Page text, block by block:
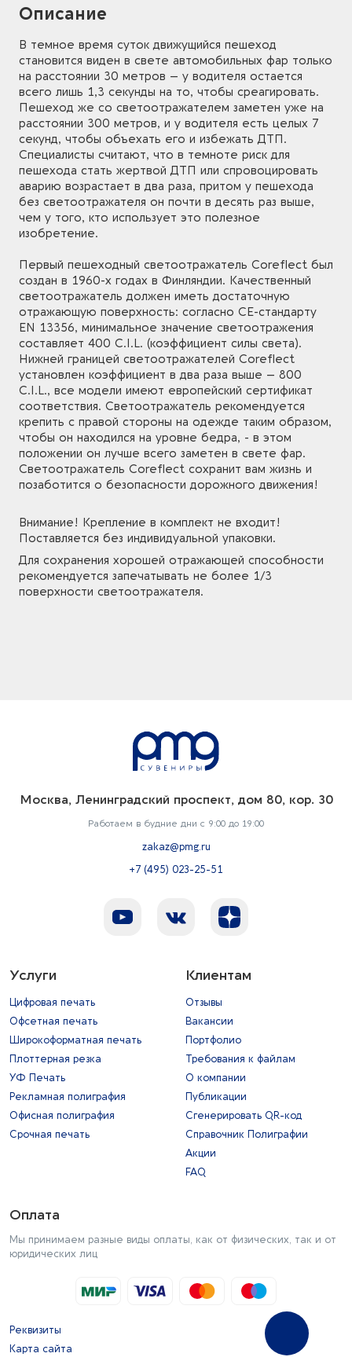
Описание
В темное время суток движущийся пешеход
становится виден в свете автомобильных фар только
на расстоянии 30 метров – у водителя остается
всего лишь 1,3 секунды на то, чтобы среагировать.
Пешеход же со светоотражателем заметен уже на
расстоянии 300 метров, и у водителя есть целых 7
секунд, чтобы объехать его и избежать ДТП.
Специалисты считают, что в темноте риск для
пешехода стать жертвой ДТП или спровоцировать
аварию возрастает в два раза, притом у пешехода
без светоотражателя он почти в десять раз выше,
чем у того, кто использует это полезное
изобретение.
Первый пешеходный светоотражатель Coreflect был
создан в 1960-х годах в Финляндии. Качественный
светоотражатель должен иметь достаточную
отражающую поверхность: согласно CE-стандарту
EN 13356, минимальное значение светоотражения
составляет 400 C.I.L. (коэффициент силы света).
Нижней границей светоотражателей Coreflect
установлен коэффициент в два раза выше – 800
C.I.L., все модели имеют европейский сертификат
соответствия. Светоотражатель рекомендуется
крепить с правой стороны на одежде таким образом,
чтобы он находился на уровне бедра, - в этом
положении он лучше всего заметен в свете фар.
Светоотражатель Coreflect сохранит вам жизнь и
позаботится о безопасности дорожного движения!
Внимание! Крепление в комплект не входит!
Поставляется без индивидуальной упаковки.
Для сохранения хорошей отражающей способности
рекомендуется запечатывать не более 1/3
поверхности светоотражателя.
Москва, Ленинградский проспект, дом 80, кор. 30
Работаем в будние дни с 9:00 до 19:00
zakaz@pmg.ru
+7 (495) 023-25-51
Услуги
Цифровая печать
Офсетная печать
Широкоформатная печать
Плоттерная резка
УФ Печать
Рекламная полиграфия
Офисная полиграфия
Срочная печать
Клиентам
Отзывы
Вакансии
Портфолио
Требования к файлам
О компании
Публикации
Сгенерировать QR-код
Справочник Полиграфии
Акции
FAQ
Оплата
Мы принимаем разные виды оплаты, как от физических, так и от
юридических лиц
Реквизиты
Карта сайта